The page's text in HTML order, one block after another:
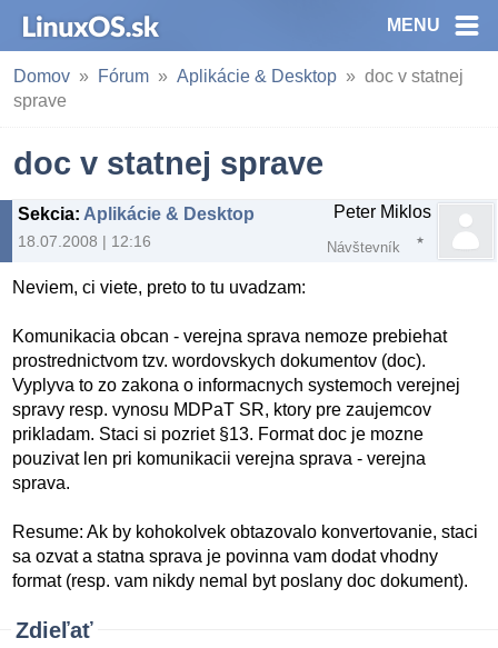
MENU
Domov Fórum Aplikácie & Desktop
doc v statnej
sprave
doc v statnej sprave
Sekcia: Aplikácie & Desktop
18.07.2008 | 12:16
Peter Miklos
Návštevník
Neviem, ci viete, preto to tu uvadzam:
Komunikacia obcan - verejna sprava nemoze prebiehat
prostrednictvom tzv. wordovskych dokumentov (doc).
Vyplyva to zo zakona o informacnych systemoch verejnej
spravy resp. vynosu MDPaT SR, ktory pre zaujemcov
prikladam. Staci si pozriet §13. Format doc je mozne
pouzivat len pri komunikacii verejna sprava - verejna
sprava.
Resume: Ak by kohokolvek obtazovalo konvertovanie, staci
sa ozvat a statna sprava je povinna vam dodat vhodny
format (resp. vam nikdy nemal byt poslany doc dokument).
Zdieľať